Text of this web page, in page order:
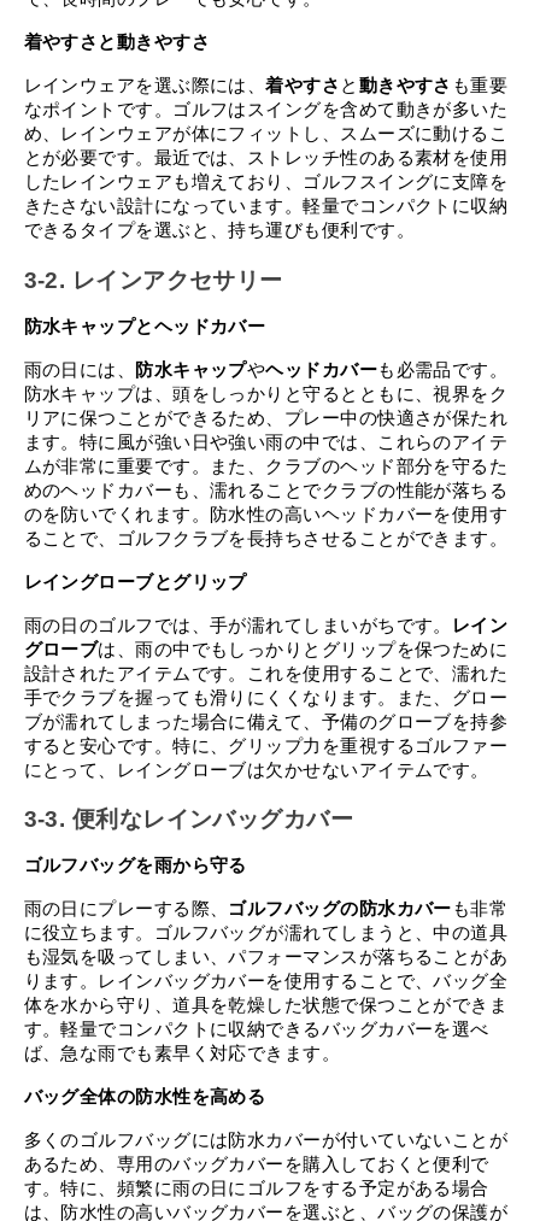
着やすさと動きやすさ
レインウェアを選ぶ際には、着やすさ と 動きやすさ も重要
なポイントです。ゴルフはスイングを含めて動きが多いた
め、レインウェアが体にフィットし、スムーズに動けるこ
とが必要です。最近では、ストレッチ性のある素材を使用
したレインウェアも増えており、ゴルフスイングに支障を
きたさない設計になっています。軽量でコンパクトに収納
できるタイプを選ぶと、持ち運びも便利です。
3-2. レインアクセサリー
防水キャップとヘッドカバー
雨の日には、 防水キャップやヘッドカバーも必需品です。
防水キャップは、頭をしっかりと守るとともに、視界をク
リアに保つことができるため、プレー中の快適さが保たれ
ます。特に風が強い日や強い雨の中では、これらのアイテ
ムが非常に重要です。また、クラブのヘッド部分を守るた
めのヘッドカバーも、濡れることでクラブの性能が落ちる
のを防いでくれます。防水性の高いヘッドカバーを使用す
ることで、ゴルフクラブを長持ちさせることができます。
レイングローブとグリップ
雨の日のゴルフでは、手が濡れてしまいがちです。
レイン
グローブは、雨の中でもしっかりとグリップを保つために
設計されたアイテムです。これを使用することで、濡れた
手でクラブを握っても滑りにくくなります。また、グロー
ブが濡れてしまった場合に備えて、予備のグローブを持参
すると安心です。特に、グリップ力を重視するゴルファー
にとって、レイングローブは欠かせないアイテムです。
3-3. 便利なレインバッグカバー
ゴルフバッグを雨から守る
雨の日にプレーする際、 ゴルフバッグの防水カバーも非常
に役立ちます。ゴルフバッグが濡れてしまうと、中の道具
も湿気を吸ってしまい、パフォーマンスが落ちることがあ
ります。レインバッグカバーを使用することで、バッグ全
体を水から守り、道具を乾燥した状態で保つことができま
す。軽量でコンパクトに収納できるバッグカバーを選べ
ば、急な雨でも素早く対応できます。
バッグ全体の防水性を高める
多くのゴルフバッグには防水カバーが付いていないことが
あるため、専用のバッグカバーを購入しておくと便利で
す。特に、頻繁に雨の日にゴルフをする予定がある場合
は、防水性の高いバッグカバーを選ぶと、バッグの保護が